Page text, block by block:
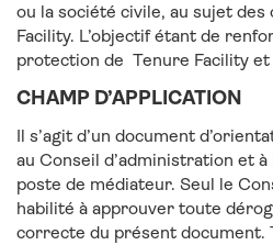
ou la société civile, au sujet
Facility. L’objectif étant de
protection de Tenure Facility
CHAMP D’APPLICATION
Il s’agit d’un document
au Conseil d’administration et
poste de médiateur. Seul le
habilité à approuver toute
correcte du présent document.